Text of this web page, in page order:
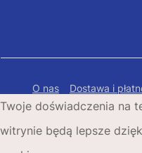
O nas Dostawa i
Polityka
Copyright © 2026
Twoje doświadczenia na
witrynie będą lepsze